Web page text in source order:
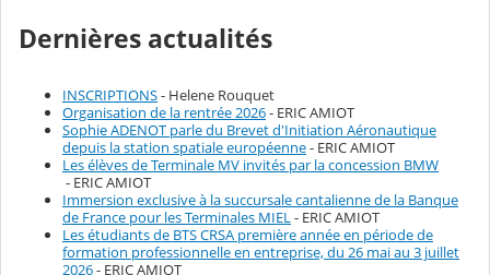
Dernières actualités
INSCRIPTIONS- Helene Rouquet
Organisation de la rentrée 2026- ERIC AMIOT
Sophie ADENOT parle du Brevet d'Initiation Aéronautique
depuis la station spatiale européenne- ERIC AMIOT
Les élèves de Terminale MV invités par la concession BMW
- ERIC AMIOT
Immersion exclusive à la succursale cantalienne de la Banque
de France pour les Terminales MIEL- ERIC AMIOT
Les étudiants de BTS CRSA première année en période de
formation professionnelle en entreprise, du 26 mai au 3 juillet
2026- ERIC AMIOT